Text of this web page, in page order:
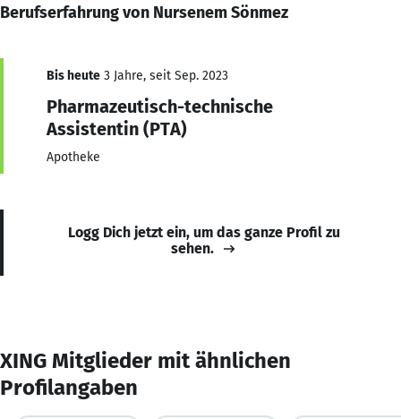
Berufserfahrung von Nursenem Sönmez
Bis heute 3 Jahre, seit Sep. 2023
Pharmazeutisch-technische
Assistentin (PTA)
Apotheke
Logg Dich jetzt ein, um das ganze Profil zu
sehen.
XING Mitglieder mit ähnlichen
Profilangaben